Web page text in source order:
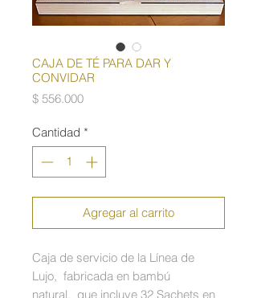
CAJA DE TÉ PARA DAR Y
CONVIDAR
$ 556.000Precio
Cantidad *
Agregar al carrito
Caja de servicio de la Línea de
Lujo, fabricada en bambú
natural, que incluye 32 Sachets en